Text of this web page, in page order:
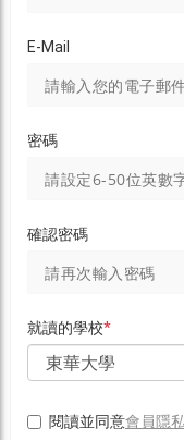
E-Mail
密碼
確認密碼
就讀的學校*
閱讀並同意會員隱